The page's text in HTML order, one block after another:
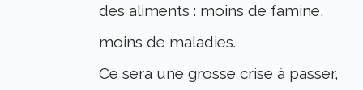
des aliments : moins de famine,
moins de maladies.
Ce sera une grosse crise à passer,